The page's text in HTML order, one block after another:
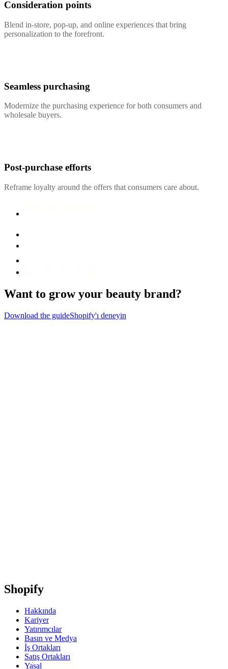
Consideration points
Blend in-store, pop-up, and online experiences that bring
personalization to the forefront.
Seamless purchasing
Modernize the purchasing experience for both consumers and
wholesale buyers.
Post-purchase efforts
Reframe loyalty around the offers that consumers care about.
Want to grow your beauty brand?
Download the guideShopify'ı deneyin
Shopify
Hakkında
Kariyer
Yatırımcılar
Basın ve Medya
İş Ortakları
Satış Ortakları
Yasal